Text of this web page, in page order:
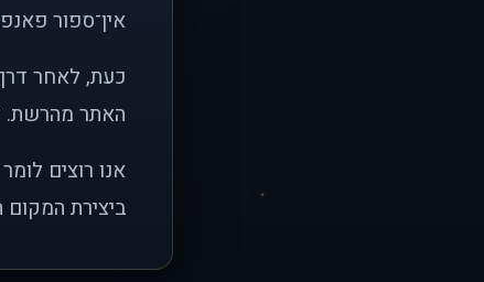
אין־ספור
כעת, לאחר
האתר מהרשת.
אנו רוצים
ביצירת